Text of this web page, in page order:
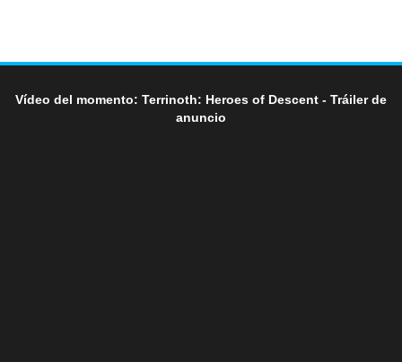
Vídeo del momento: Terrinoth: Heroes of Descent - Tráiler de
anuncio